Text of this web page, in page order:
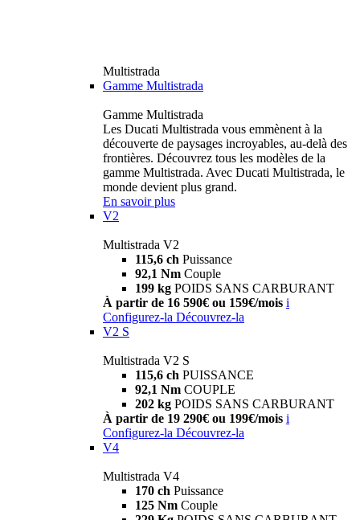
Multistrada
Gamme Multistrada
Gamme Multistrada
Les Ducati Multistrada vous emmènent à la
découverte de paysages incroyables, au-delà des
frontières. Découvrez tous les modèles de la
gamme Multistrada. Avec Ducati Multistrada, le
monde devient plus grand.
En savoir plus
V2
Multistrada V2
115,6 ch Puissance
92,1 Nm Couple
199 kg POIDS SANS CARBURANT
À partir de 16 590€ ou 159€/mois i
Configurez-la Découvrez-la
V2 S
Multistrada V2 S
115,6 ch PUISSANCE
92,1 Nm COUPLE
202 kg POIDS SANS CARBURANT
À partir de 19 290€ ou 199€/mois i
Configurez-la Découvrez-la
V4
Multistrada V4
170 ch Puissance
125 Nm Couple